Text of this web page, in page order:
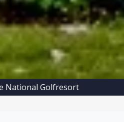
National Golfresort